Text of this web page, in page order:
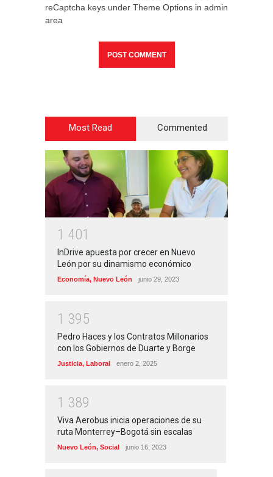
reCaptcha keys under Theme Options in admin
area
Most Read Commented
1 401
InDrive apuesta por crecer en Nuevo
León por su dinamismo económico
Economía, Nuevo León junio 29, 2023
1 395
Pedro Haces y los Contratos Millonarios
con los Gobiernos de Duarte y Borge
Justicia, Laboral enero 2, 2025
1 389
Viva Aerobus inicia operaciones de su
ruta Monterrey–Bogotá sin escalas
Nuevo León, Social junio 16, 2023